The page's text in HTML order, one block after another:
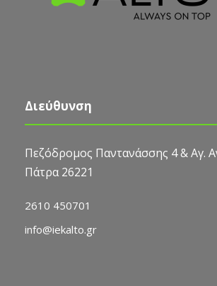
Διεύθυνση
Πεζόδρομος Παντανάσσης 4 & Αγ.
Πάτρα 26221
2610 450701
info@iekalto.gr